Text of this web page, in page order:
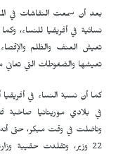
بعد أن سمعت النقاشات في
نسائية في أفريقيا للنساء،
تعيش العنف والظلم
تعيشها والضغوطات التي
كما أن نسبة النساء في أفريقيا
في بلادي موريتانيا صاخبة
22 وزير، وتقلدت حقيبة